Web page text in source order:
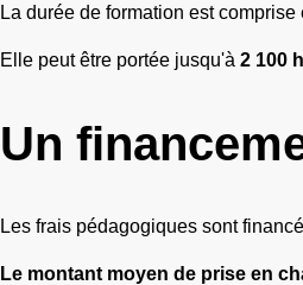
La durée de formation est comprise
Elle peut être portée jusqu'à 2 100
Un
Les frais pédagogiques sont
Le montant moyen de prise en